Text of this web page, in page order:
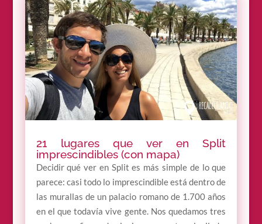
21 lugares que ver en Split
imprescindibles (con mapa)
Decidir qué ver en Split es más simple de lo que
parece: casi todo lo imprescindible está dentro de
las murallas de un palacio romano de 1.700 años
en el que todavía vive gente. Nos quedamos tres